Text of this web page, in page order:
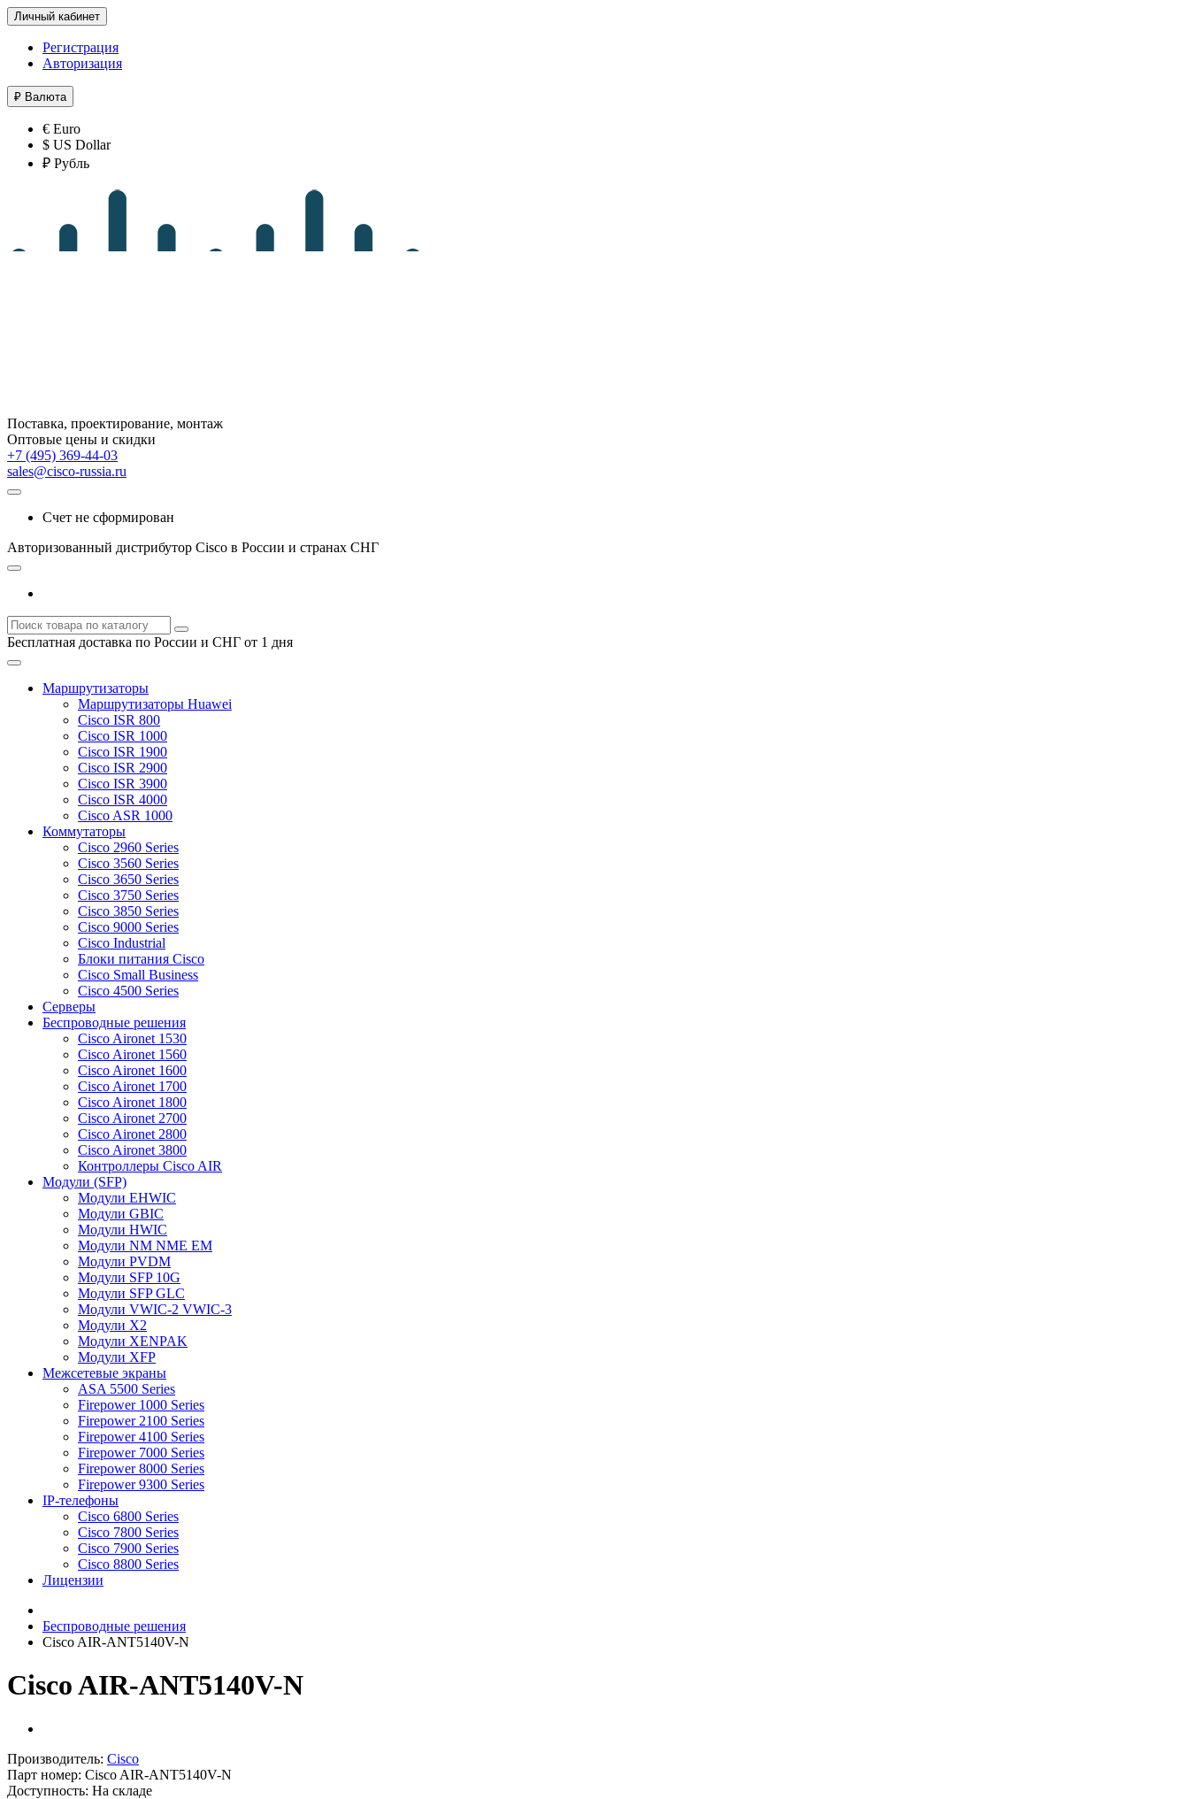
Личный кабинет
Регистрация
Авторизация
₽ Валюта
€ Euro
$ US Dollar
₽ Рубль
Поставка, проектирование, монтаж
Оптовые цены и скидки
+7 (495) 369-44-03
sales@cisco-russia.ru
Счет не сформирован
Авторизованный дистрибутор Cisco в России и странах СНГ
Бесплатная доставка по России и СНГ от 1 дня
Маршрутизаторы
Маршрутизаторы Huawei
Cisco ISR 800
Cisco ISR 1000
Cisco ISR 1900
Cisco ISR 2900
Cisco ISR 3900
Cisco ISR 4000
Cisco ASR 1000
Коммутаторы
Cisco 2960 Series
Cisco 3560 Series
Cisco 3650 Series
Cisco 3750 Series
Cisco 3850 Series
Cisco 9000 Series
Cisco Industrial
Блоки питания Cisco
Cisco Small Business
Cisco 4500 Series
Серверы
Беспроводные решения
Cisco Aironet 1530
Cisco Aironet 1560
Cisco Aironet 1600
Cisco Aironet 1700
Cisco Aironet 1800
Cisco Aironet 2700
Cisco Aironet 2800
Cisco Aironet 3800
Контроллеры Cisco AIR
Модули (SFP)
Модули EHWIC
Модули GBIC
Модули HWIC
Модули NM NME EM
Модули PVDM
Модули SFP 10G
Модули SFP GLC
Модули VWIC-2 VWIC-3
Модули X2
Модули XENPAK
Модули XFP
Межсетевые экраны
ASA 5500 Series
Firepower 1000 Series
Firepower 2100 Series
Firepower 4100 Series
Firepower 7000 Series
Firepower 8000 Series
Firepower 9300 Series
IP-телефоны
Cisco 6800 Series
Cisco 7800 Series
Cisco 7900 Series
Cisco 8800 Series
Лицензии
Беспроводные решения
Cisco AIR-ANT5140V-N
Cisco AIR-ANT5140V-N
Производитель: Cisco
Парт номер: Cisco AIR-ANT5140V-N
Доступность: На складе